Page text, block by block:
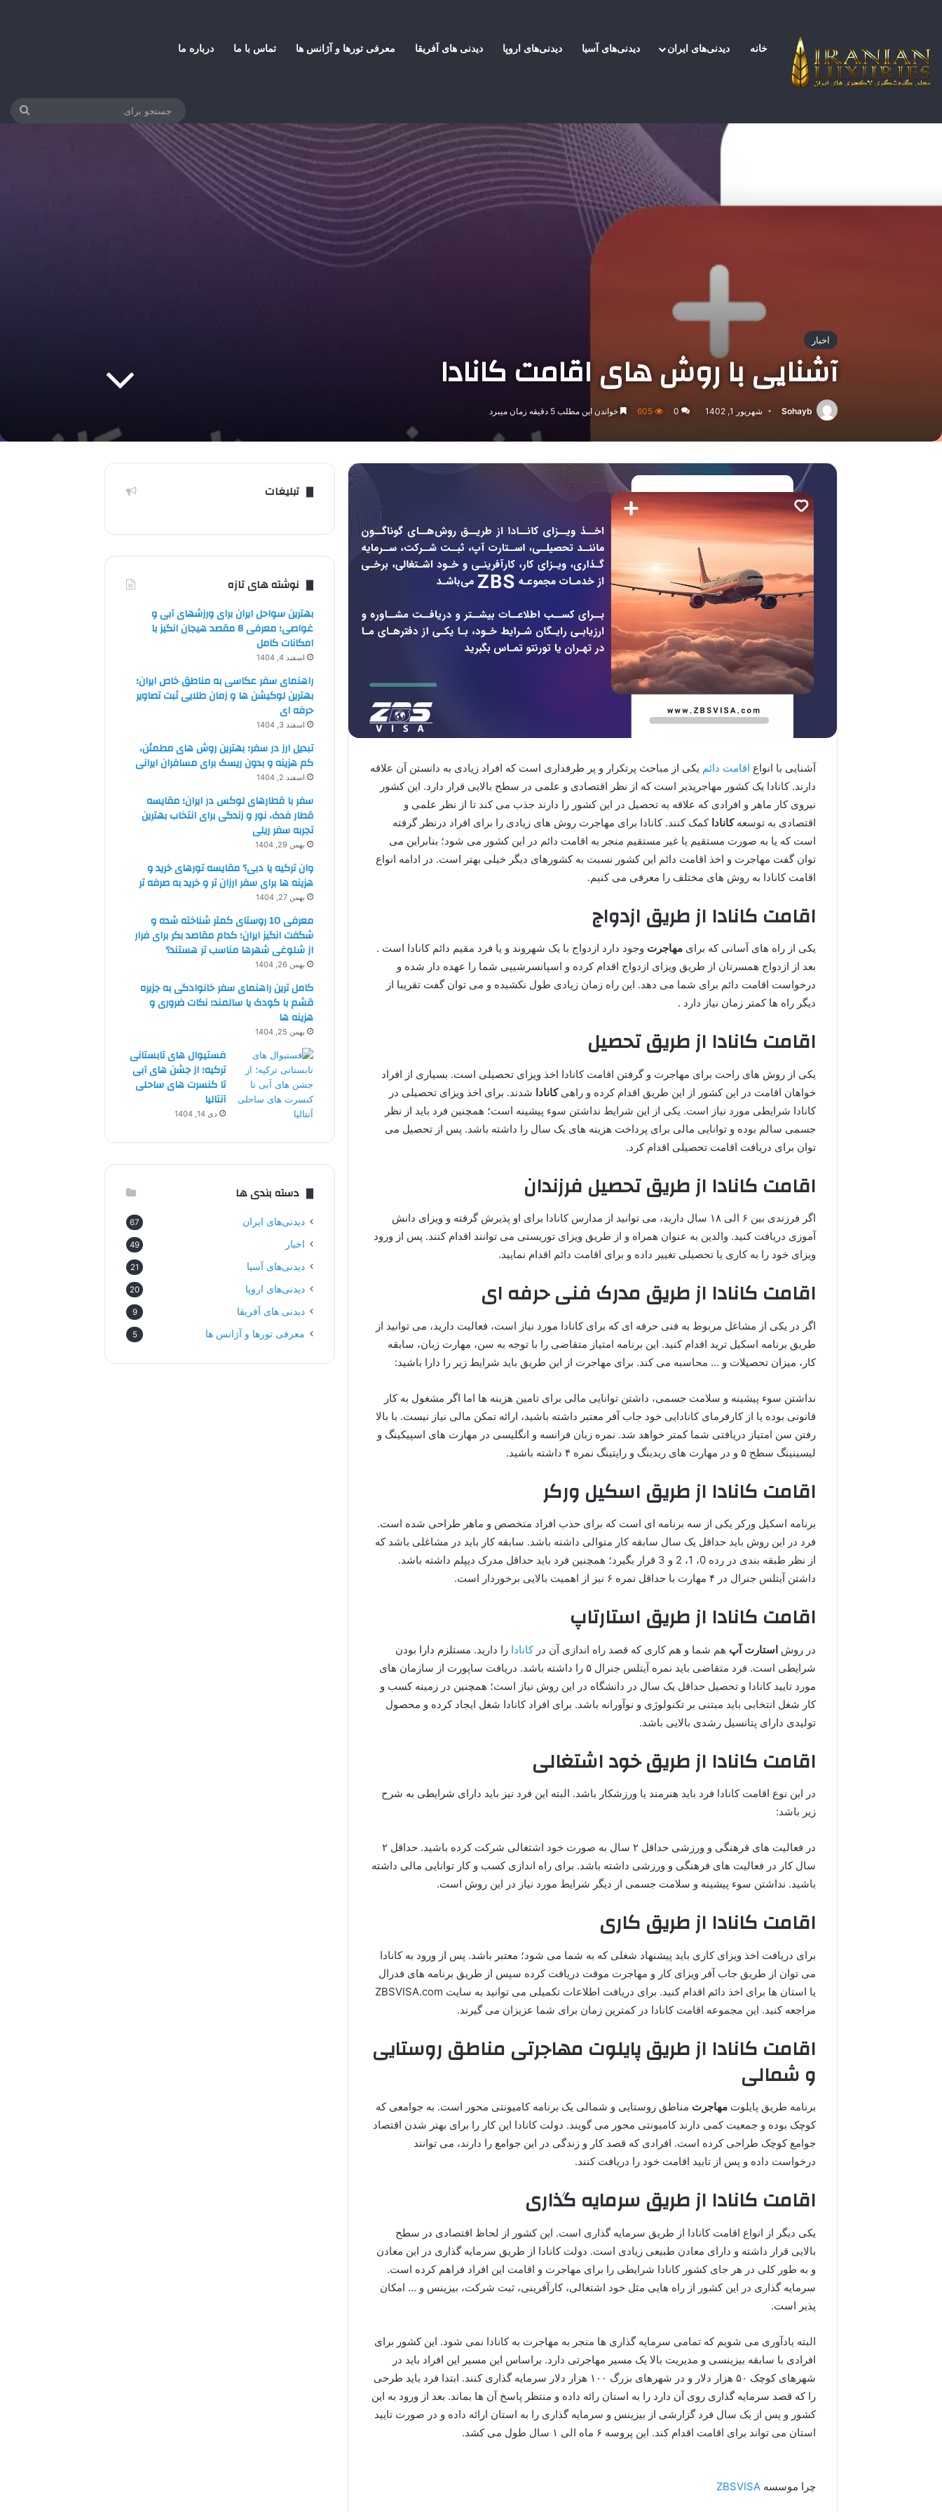
خانه دیدنی‌های ایران دیدنی‌های آسیا دیدنی‌های اروپا دیدنی های آفریقا معرفی تورها و آژانس ها تماس با ما درباره ما
صفحه اصلی
اخبار
آشنایی با روش های اقامت کانادا
Sohayb شهریور 1, 1402 0
605 خواندن این مطلب 5 دقیقه زمان میبرد
آشنایی با انواع اقامت دائم یکی از مباحث پرتکرار و پر طرفداری است که افراد زیادی به دانستن آن علاقه
دارند. کانادا یک کشور مهاجرپذیر است که از نظر اقتصادی و علمی در سطح بالایی قرار دارد. این کشور
نیروی کار ماهر و افرادی که علاقه به تحصیل در این کشور را دارند جذب می کند تا از نظر علمی و
اقتصادی به توسعهکانادا کمک کنند. کانادا برای مهاجرت روش های زیادی را برای افراد درنظر گرفته
است که یا به صورت مستقیم یا غیر مستقیم منجر به اقامت دائم در این کشور می شود؛ بنابراین می
توان گفت مهاجرت و اخذ اقامت دائم این کشور نسبت به کشورهای دیگر خیلی بهتر است. در ادامه انواع
اقامت کانادا به روش های مختلف را معرفی می کنیم.
اقامت کانادا از طریق ازدواج
یکی از راه های آسانی که برایمهاجرت وجود دارد ازدواج با یک شهروند و یا فرد مقیم دائم کانادا است .
بعد از ازدواج همسرتان از طریق ویزای ازدواج اقدام کرده و اسپانسرشیپی شما را عهده دار شده و
درخواست اقامت دائم برای شما می دهد. این راه زمان زیادی طول نکشیده و می توان گفت تقریبا از
دیگر راه ها کمتر زمان نیاز دارد .
اقامت کانادا از طریق تحصیل
یکی از روش های راحت برای مهاجرت و گرفتن اقامت کانادا اخذ ویزای تحصیلی است. بسیاری از افراد
خواهان اقامت در این کشور از این طریق اقدام کرده و راهیکانادا شدند. برای اخذ ویزای تحصیلی در
کانادا شرایطی مورد نیاز است. یکی از این شرایط نداشتن سوء پیشینه است؛ همچنین فرد باید از نظر
جسمی سالم بوده و توانایی مالی برای پرداخت هزینه های یک سال را داشته باشد. پس از تحصیل می
توان برای دریافت اقامت تحصیلی اقدام کرد.
اقامت کانادا از طریق تحصیل فرزندان
اگر فرزندی بین ۶ الی ۱۸ سال دارید، می توانید از مدارس کانادا برای او پذیرش گرفته و ویزای دانش
آموزی دریافت کنید. والدین به عنوان همراه و از طریق ویزای توریستی می توانند اقدام کنند. پس از ورود
ویزای خود را به کاری یا تحصیلی تغییر داده و برای اقامت دائم اقدام نمایید.
اقامت کانادا از طریق مدرک فنی حرفه ای
اگر در یکی از مشاغل مربوط به فنی حرفه ای که برای کانادا مورد نیاز است، فعالیت دارید، می توانید از
طریق برنامه اسکیل ترید اقدام کنید. این برنامه امتیاز متقاضی را با توجه به سن، مهارت زبان، سابقه
کار، میزان تحصیلات و … محاسبه می کند. برای مهاجرت از این طریق باید شرایط زیر را دارا باشید:
نداشتن سوء پیشینه و سلامت جسمی، داشتن توانایی مالی برای تامین هزینه ها اما اگر مشغول به کار
قانونی بوده یا از کارفرمای کانادایی خود جاب آفر معتبر داشته باشید، ارائه تمکن مالی نیاز نیست. با بالا
رفتن سن امتیاز دریافتی شما کمتر خواهد شد. نمره زبان فرانسه و انگلیسی در مهارت های اسپیکینگ و
لیسینینگ سطح ۵ و در مهارت های ریدینگ و رایتینگ نمره ۴ داشته باشید.
اقامت کانادا از طریق اسکیل ورکر
برنامه اسکیل ورکر یکی از سه برنامه ای است که برای حذب افراد متخصص و ماهر طراحی شده است.
فرد در این روش باید حداقل یک سال سابقه کار متوالی داشته باشد. سابقه کار باید در مشاغلی باشد که
از نظر طبقه بندی در رده 0، 1، 2 و 3 قرار بگیرد؛ همچنین فرد باید حداقل مدرک دیپلم داشته باشد.
داشتن آیتلس جنرال در ۴ مهارت با حداقل نمره ۶ نیز از اهمیت بالایی برخوردار است.
اقامت کانادا از طریق استارتاپ
در روشاستارت آپ هم شما و هم کاری که قصد راه اندازی آن درکانادا را دارید. مستلزم دارا بودن
شرایطی است. فرد متقاضی باید نمره آیتلس جنرال ۵ را داشته باشد. دریافت ساپورت از سازمان های
مورد تایید کانادا و تحصیل حداقل یک سال در دانشگاه در این روش نیاز است؛ همچنین در زمینه کسب و
کار شغل انتخابی باید مبتنی بر تکنولوژی و نوآورانه باشد. برای افراد کانادا شغل ایجاد کرده و محصول
تولیدی دارای پتانسیل رشدی بالایی باشد.
اقامت کانادا از طریق خود اشتغالی
در این نوع اقامت کانادا فرد باید هنرمند یا ورزشکار باشد. البته این فرد نیز باید دارای شرایطی به شرح
زیر باشد:
در فعالیت های فرهنگی و ورزشی حداقل ۲ سال به صورت خود اشتغالی شرکت کرده باشید. حداقل ۲
سال کار در فعالیت های فرهنگی و ورزشی داشته باشد. برای راه اندازی کسب و کار توانایی مالی داشته
باشید. نداشتن سوء پیشینه و سلامت جسمی از دیگر شرایط مورد نیاز در این روش است.
اقامت کانادا از طریق کاری
برای دریافت اخذ ویزای کاری باید پیشنهاد شغلی که به شما می شود؛ معتبر باشد. پس از ورود به کانادا
می توان از طریق جاب آفر ویزای کار و مهاجرت موقت دریافت کرده سپس از طریق برنامه های فدرال
یا استان ها برای اخذ دائم اقدام کنید. برای دریافت اطلاعات تکمیلی می توانید به سایت ZBSVISA.com
مراجعه کنید. این مجموعه اقامت کانادا در کمترین زمان برای شما عزیزان می گیرند.
اقامت کانادا از طریق پایلوت مهاجرتی مناطق روستایی
و شمالی
برنامه طریق پایلوتمهاجرت مناطق روستایی و شمالی یک برنامه کامیونتی محور است. به جوامعی که
کوچک بوده و جمعیت کمی دارند کامیونتی محور می گویند. دولت کانادا این کار را برای بهتر شدن اقتصاد
جوامع کوچک طراحی کرده است. افرادی که قصد کار و زندگی در این جوامع را دارند، می توانند
درخواست داده و پس از تایید اقامت خود را دریافت کنند.
اقامت کانادا از طریق سرمایه گذاری
یکی دیگر از انواع اقامت کانادا از طریق سرمایه گذاری است. این کشور از لحاظ اقتصادی در سطح
بالایی قرار داشته و دارای معادن طبیعی زیادی است. دولت کانادا از طریق سرمایه گذاری در این معادن
و به طور کلی در هر جای کشور کانادا شرایطی را برای مهاجرت و اقامت این افراد فراهم کرده است.
سرمایه گذاری در این کشور از راه هایی مثل خود اشتغالی، کارآفرینی، ثبت شرکت، بیزینس و … امکان
پذیر است.
البته یادآوری می شویم که تمامی سرمایه گذاری ها منجر به مهاجرت به کانادا نمی شود. این کشور برای
افرادی با سابقه بیزینسی و مدیریت بالا یک مسیر مهاجرتی دارد. براساس این مسیر این افراد باید در
شهرهای کوچک ۵۰ هزار دلار و در شهرهای بزرگ ۱۰۰ هزار دلار سرمایه گذاری کنند. ابتدا فرد باید طرحی
را که قصد سرمایه گذاری روی آن دارد را به استان رائه داده و منتظر پاسخ آن ها بماند. بعد از ورود به این
کشور و پس از یک سال فرد گزارشی از بیزینس و سرمایه گذاری را به استان ارائه داده و در صورت تایید
استان می تواند برای اقامت اقدام کند. این پروسه ۶ ماه الی ۱ سال طول می کشد.
چرا موسسهZBSVISA
تبلیغات
نوشته های تازه
بهترین سواحل ایران برای ورزشهای آبی و
غواصی؛ معرفی 8 مقصد هیجان انگیز با
امکانات کامل
اسفند 4, 1404
راهنمای سفر عکاسی به مناطق خاص ایران؛
بهترین لوکیشن ها و زمان طلایی ثبت تصاویر
حرفه ای
اسفند 3, 1404
تبدیل ارز در سفر؛ بهترین روش های مطمئن،
کم هزینه و بدون ریسک برای مسافران ایرانی
اسفند 2, 1404
سفر با قطارهای لوکس در ایران؛ مقایسه
قطار فدک، نور و زندگی برای انتخاب بهترین
تجربه سفر ریلی
بهمن 29, 1404
وان ترکیه یا دبی؟ مقایسه تورهای خرید و
هزینه ها برای سفر ارزان تر و خرید به صرفه تر
بهمن 27, 1404
معرفی 10 روستای کمتر شناخته شده و
شگفت انگیز ایران؛ کدام مقاصد بکر برای فرار
از شلوغی شهرها مناسب تر هستند؟
بهمن 26, 1404
کامل ترین راهنمای سفر خانوادگی به جزیره
قشم با کودک یا سالمند؛ نکات ضروری و
هزینه ها
بهمن 25, 1404
فستیوال های تابستانی
ترکیه؛ از جشن های آبی
تا کنسرت های ساحلی
آنتالیا
دی 14, 1404
دسته بندی ها
دیدنی‌های ایران 67
اخبار 49
دیدنی‌های آسیا 21
دیدنی‌های اروپا 20
دیدنی های آفریقا 9
معرفی تورها و آژانس ها 5